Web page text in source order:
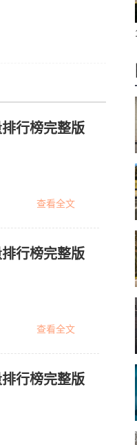
行榜完整版
查看全文
行榜完整版
查看全文
行榜完整版